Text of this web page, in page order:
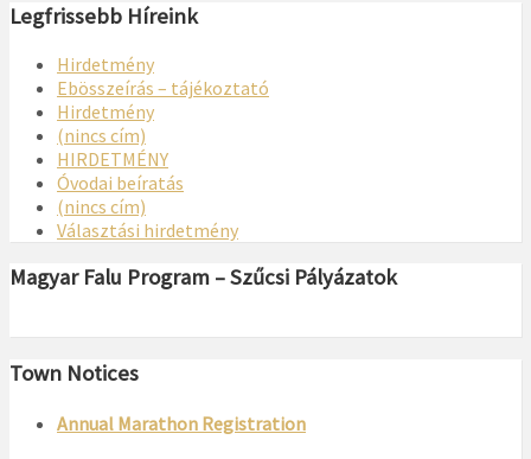
Legfrissebb Híreink
Hirdetmény
Ebösszeírás – tájékoztató
Hirdetmény
(nincs cím)
HIRDETMÉNY
Óvodai beíratás
(nincs cím)
Választási hirdetmény
Magyar Falu Program – Szűcsi Pályázatok
Town Notices
Annual Marathon Registration